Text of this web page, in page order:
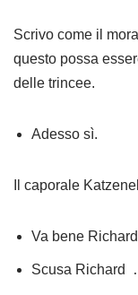
Scrivo come il
questo possa
delle trincee.
Adesso sì.
Il caporale
Va bene
Scusa Richard